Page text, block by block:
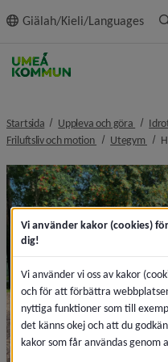
innehållet
Giälah/Kieli/Languages
Startsida Uppleva och göra nivå i
Friluftsliv och motion nivå i
Utegym
Vi använder kakor (cookies)
dig!
Vi använder vi oss av kakor
och för att förbättra
nyttiga funktioner som till
det känns okej och att du
kakor som får användas genom